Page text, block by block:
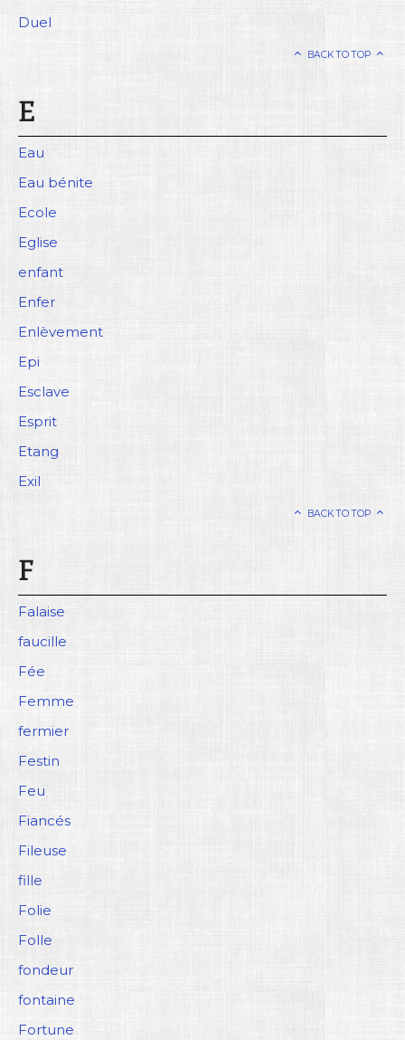
Duel
BACK TO TOP
E
Eau
Eau bénite
Ecole
Eglise
enfant
Enfer
Enlèvement
Epi
Esclave
Esprit
Etang
Exil
BACK TO TOP
F
Falaise
faucille
Fée
Femme
fermier
Festin
Feu
Fiancés
Fileuse
fille
Folie
Folle
fondeur
fontaine
Fortune